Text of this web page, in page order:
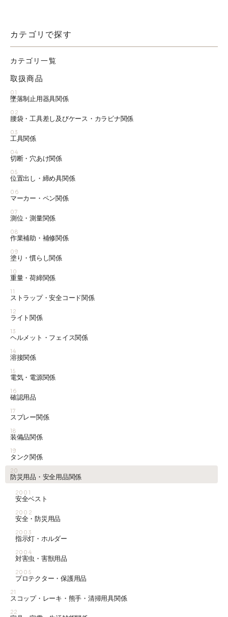
カテゴリで探す
カテゴリ一覧
取扱商品
01
墜落制止用器具関係
02
腰袋・工具差し及びケース・カラビナ関係
03
工具関係
04
切断・穴あけ関係
05
位置出し・締め具関係
06
マーカー・ペン関係
07
測位・測量関係
08
作業補助・補修関係
09
塗り・慣らし関係
10
重量・荷締関係
11
ストラップ・安全コード関係
12
ライト関係
13
ヘルメット・フェイス関係
14
溶接関係
15
電気・電源関係
16
確認用品
17
スプレー関係
18
装備品関係
19
タンク関係
20
防災用品・安全用品関係
2001
安全ベスト
2002
安全・防災用品
2003
指示灯・ホルダー
2004
対害虫・害獣用品
2005
プロテクター・保護用品
21
スコップ・レーキ・熊手・清掃用具関係
22